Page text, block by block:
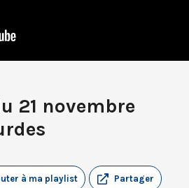
21 novembre
Partager
à ma playlist